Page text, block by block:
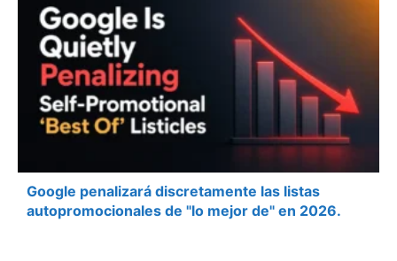
Google penalizará discretamente las listas
autopromocionales de "lo mejor de" en 2026.